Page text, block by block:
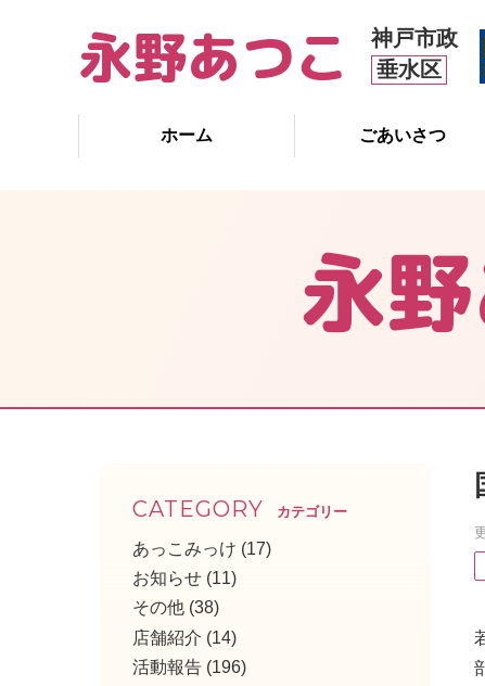
永野あつこ
神戸市政
垂水区
ホーム ごあいさつ
永
CATEGORY カテゴリー
あっこみっけ (17)
お知らせ (11)
その他 (38)
店舗紹介 (14)
活動報告 (196)